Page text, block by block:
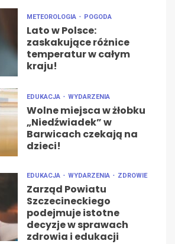
METEOROLOGIA POGODA
Lato w Polsce:
zaskakujące różnice
temperatur w całym
kraju!
EDUKACJA WYDARZENIA
Wolne miejsca w żłobku
„Niedźwiadek” w
Barwicach czekają na
dzieci!
EDUKACJA WYDARZENIA ZDROWIE
Zarząd Powiatu
Szczecineckiego
podejmuje istotne
decyzje w sprawach
zdrowia i edukacji